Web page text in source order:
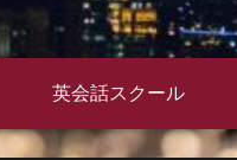
英会話スクール